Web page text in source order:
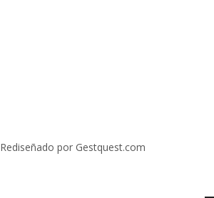
Rediseñado por Gestquest.com